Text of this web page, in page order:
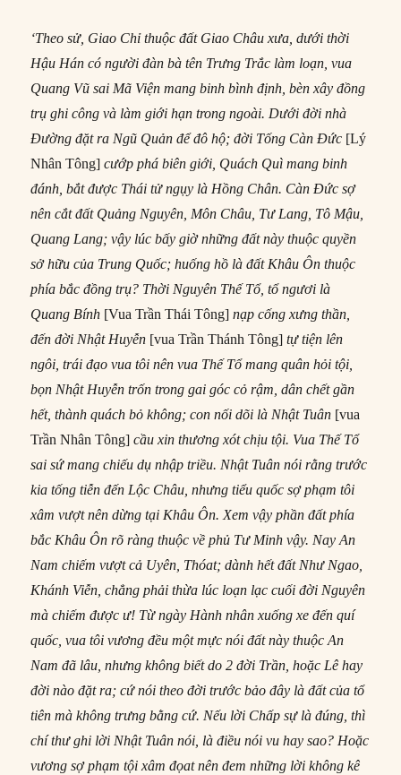
‘Theo sử, Giao Chỉ thuộc đất Giao Châu xưa, dưới thời
Hậu Hán có người đàn bà tên Trưng Trắc làm loạn, vua
Quang Vũ sai Mã Viện mang binh bình định, bèn xây đồng
trụ ghi công và làm giới hạn trong ngoài. Dưới đời nhà
Đường đặt ra Ngũ Quản để đô hộ; đời Tống Càn Đức [Lý
Nhân Tông]cướp phá biên giới, Quách Quì mang binh
đánh, bắt được Thái tử ngụy là Hồng Chân. Càn Đức sợ
nên cắt đất Quảng Nguyên, Môn Châu, Tư Lang, Tô Mậu,
Quang Lang; vậy lúc bấy giờ những đất này thuộc quyền
sở hữu của Trung Quốc; huống hồ là đất Khâu Ôn thuộc
phía bắc đồng trụ? Thời Nguyên Thế Tổ, tổ ngươi là
Quang Bính [Vua Trần Thái Tông] nạp cống xưng thần,
đến đời Nhật Huyễn [vua Trần Thánh Tông] tự tiện lên
ngôi, trái đạo vua tôi nên vua Thế Tổ mang quân hỏi tội,
bọn Nhật Huyễn trốn trong gai góc cỏ rậm, dân chết gần
hết, thành quách bỏ không; con nối dõi là Nhật Tuân [vua
Trần Nhân Tông] cầu xin thương xót chịu tội. Vua Thế Tổ
sai sứ mang chiếu dụ nhập triều. Nhật Tuân nói rằng trước
kia tống tiễn đến Lộc Châu, nhưng tiểu quốc sợ phạm tôi
xâm vượt nên dừng tại Khâu Ôn. Xem vậy phần đất phía
bắc Khâu Ôn rõ ràng thuộc về phủ Tư Minh vậy. Nay An
Nam chiếm vượt cả Uyên, Thóat; dành hết đất Như Ngao,
Khánh Viễn, chẳng phải thừa lúc loạn lạc cuối đời Nguyên
mà chiếm được ư! Từ ngày Hành nhân xuống xe đến quí
quốc, vua tôi vương đều một mực nói đất này thuộc An
Nam đã lâu, nhưng không biết do 2 đời Trần, hoặc Lê hay
đời nào đặt ra; cứ nói theo đời trước bảo đây là đất của tổ
tiên mà không trưng bằng cứ. Nếu lời Chấp sự là đúng, thì
chí thư ghi lời Nhật Tuân nói, là điều nói vu hay sao? Hoặc
vương sợ phạm tội xâm đọat nên đem những lời không kê